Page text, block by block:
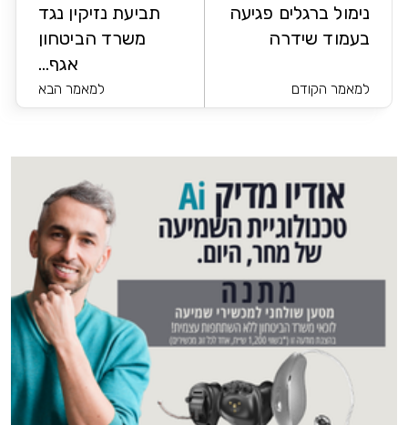
נימול ברגלים פגיעה
בעמוד שידרה
למאמר הקודם
תביעת נזיקין נגד
משרד הביטחון
אגף...
למאמר הבא